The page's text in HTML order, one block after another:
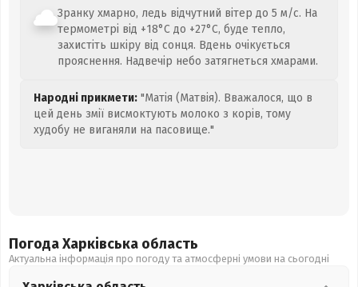
Зранку хмарно, ледь відчутний вітер до 5 м/с. На
термометрі від +18°C до +27°C, буде тепло,
захистіть шкіру від сонця. Вдень очікується
прояснення. Надвечір небо затягнеться хмарами.
Народні прикмети: "Матія (Матвія). Вважалося, що в
цей день змії висмоктують молоко з корів, тому
худобу не виганяли на пасовище."
Погода Харківська область
Актуальна інформація про погоду та атмосферні умови на сьогодні